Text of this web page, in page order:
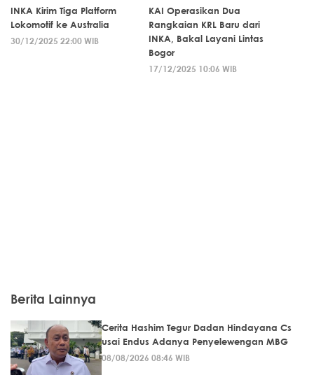
INKA Kirim Tiga Platform
Lokomotif ke Australia
30/12/2025 22:00 WIB
KAI Operasikan Dua
Rangkaian KRL Baru dari
INKA, Bakal Layani Lintas
Bogor
17/12/2025 10:06 WIB
Berita Lainnya
Cerita Hashim Tegur Dadan Hindayana Cs
usai Endus Adanya Penyelewengan MBG
08/08/2026 08:46 WIB